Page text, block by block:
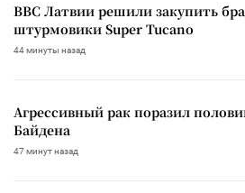
ВВС Латвии решили закупить
штурмовики Super Tucano
44 минуты назад
Агрессивный рак поразил
Байдена
47 минут назад